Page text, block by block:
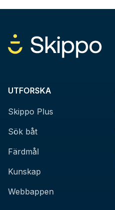
UTFORSKA
Skippo Plus
Sök båt
Färdmål
Kunskap
Webbappen